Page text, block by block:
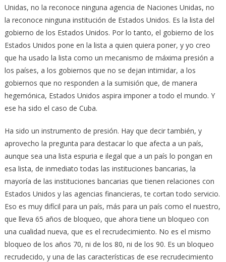
Unidas, no la reconoce ninguna agencia de Naciones Unidas, no
la reconoce ninguna institución de Estados Unidos. Es la lista del
gobierno de los Estados Unidos. Por lo tanto, el gobierno de los
Estados Unidos pone en la lista a quien quiera poner, y yo creo
que ha usado la lista como un mecanismo de máxima presión a
los países, a los gobiernos que no se dejan intimidar, a los
gobiernos que no responden a la sumisión que, de manera
hegemónica, Estados Unidos aspira imponer a todo el mundo. Y
ese ha sido el caso de Cuba.
Ha sido un instrumento de presión. Hay que decir también, y
aprovecho la pregunta para destacar lo que afecta a un país,
aunque sea una lista espuria e ilegal que a un país lo pongan en
esa lista, de inmediato todas las instituciones bancarias, la
mayoría de las instituciones bancarias que tienen relaciones con
Estados Unidos y las agencias financieras, te cortan todo servicio.
Eso es muy difícil para un país, más para un país como el nuestro,
que lleva 65 años de bloqueo, que ahora tiene un bloqueo con
una cualidad nueva, que es el recrudecimiento. No es el mismo
bloqueo de los años 70, ni de los 80, ni de los 90. Es un bloqueo
recrudecido, y una de las características de ese recrudecimiento